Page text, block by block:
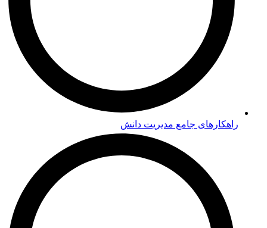
راهکارهای جامع مدیریت دانش